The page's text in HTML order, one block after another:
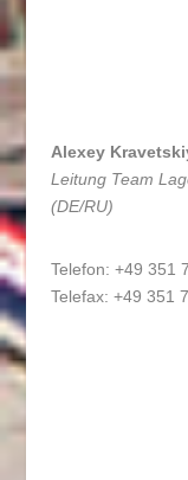
Alexey
Leitung Team
(DE/RU)
Telefon: +49 351
Telefax: +49 351